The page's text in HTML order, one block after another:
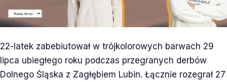
22-latek zabebiutował w trójkolorowych barwach 29
lipca ubiegłego roku podczas przegranych derbów
Dolnego Śląska z Zagłębiem Lubin. Łącznie rozegrał 27